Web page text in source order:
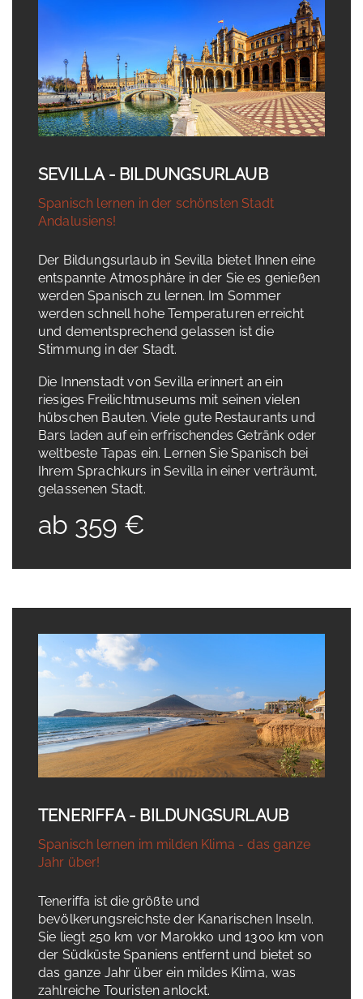
SEVILLA - BILDUNGSURLAUB
Spanisch lernen in der schönsten Stadt
Andalusiens!
Der Bildungsurlaub in Sevilla bietet Ihnen eine
entspannte Atmosphäre in der Sie es genießen
werden Spanisch zu lernen. Im Sommer
werden schnell hohe Temperaturen erreicht
und dementsprechend gelassen ist die
Stimmung in der Stadt.
Die Innenstadt von Sevilla erinnert an ein
riesiges Freilichtmuseums mit seinen vielen
hübschen Bauten. Viele gute Restaurants und
Bars laden auf ein erfrischendes Getränk oder
weltbeste Tapas ein. Lernen Sie Spanisch bei
Ihrem Sprachkurs in Sevilla in einer verträumt,
gelassenen Stadt.
ab 359 €
TENERIFFA - BILDUNGSURLAUB
Spanisch lernen im milden Klima - das ganze
Jahr über!
Teneriffa ist die größte und
bevölkerungsreichste der Kanarischen Inseln.
Sie liegt 250 km vor Marokko und 1300 km von
der Südküste Spaniens entfernt und bietet so
das ganze Jahr über ein mildes Klima, was
zahlreiche Touristen anlockt.